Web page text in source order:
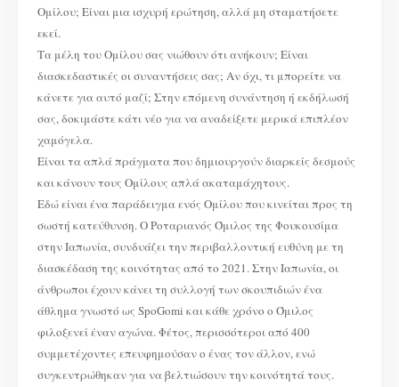
Ομίλου; Είναι μια ισχυρή ερώτηση, αλλά μη σταματήσετε
εκεί.
Τα μέλη του Ομίλου σας νιώθουν ότι ανήκουν; Είναι
διασκεδαστικές οι συναντήσεις σας; Αν όχι, τι μπορείτε να
κάνετε για αυτό μαζί; Στην επόμενη συνάντηση ή εκδήλωσή
σας, δοκιμάστε κάτι νέο για να αναδείξετε μερικά επιπλέον
χαμόγελα.
Είναι τα απλά πράγματα που δημιουργούν διαρκείς δεσμούς
και κάνουν τους Ομίλους απλά ακαταμάχητους.
Εδώ είναι ένα παράδειγμα ενός Ομίλου που κινείται προς τη
σωστή κατεύθυνση. Ο Ροταριανός Όμιλος της Φουκουσίμα
στην Ιαπωνία, συνδυάζει την περιβαλλοντική ευθύνη με τη
διασκέδαση της κοινότητας από το 2021. Στην Ιαπωνία, οι
άνθρωποι έχουν κάνει τη συλλογή των σκουπιδιών ένα
άθλημα γνωστό ως SpoGomi και κάθε χρόνο ο Όμιλος
φιλοξενεί έναν αγώνα. Φέτος, περισσότεροι από 400
συμμετέχοντες επευφημούσαν ο ένας τον άλλον, ενώ
συγκεντρώθηκαν για να βελτιώσουν την κοινότητά τους.